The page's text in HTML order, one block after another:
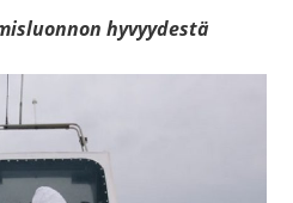
hyvyydestä